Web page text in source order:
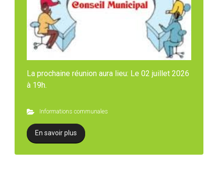
La prochaine réunion aura lieu: Le 02 juillet 2026
à 19h.
Informations communales
En savoir plus